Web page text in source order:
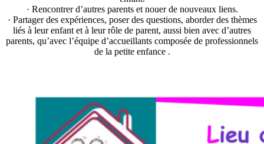
· Rencontrer d’autres parents et nouer de nouveaux liens.
· Partager des expériences, poser des questions, aborder des thèmes
liés à leur enfant et à leur rôle de parent, aussi bien avec d’autres
parents, qu’avec l’équipe d’accueillants composée de professionnels
de la petite enfance .